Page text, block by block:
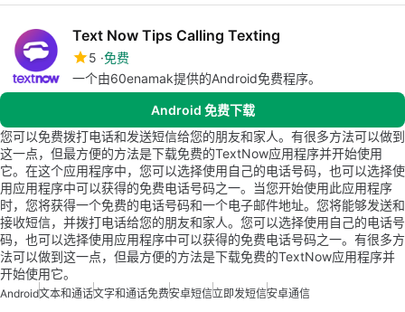
Text Now Tips Calling Texting
5 免费
一个由60enamak提供的Android免费程序。
Android 免费下载
您可以免费拨打电话和发送短信给您的朋友和家人。有很多方法可以做到
这一点，但最方便的方法是下载免费的TextNow应用程序并开始使用
它。在这个应用程序中，您可以选择使用自己的电话号码，也可以选择使
用应用程序中可以获得的免费电话号码之一。当您开始使用此应用程序
时，您将获得一个免费的电话号码和一个电子邮件地址。您将能够发送和
接收短信，并拨打电话给您的朋友和家人。您可以选择使用自己的电话号
码，也可以选择使用应用程序中可以获得的免费电话号码之一。有很多方
法可以做到这一点，但最方便的方法是下载免费的TextNow应用程序并
开始使用它。
Android文本和通话文字和通话免费安卓短信立即发短信安卓通信